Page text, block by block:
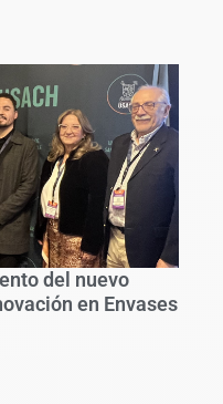
del nuevo
en Envases